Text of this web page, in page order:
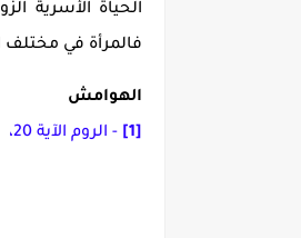
الحياة الأسرية
فالمرأة في مختلف
الهوامش
[1]
- الروم الآية 20،